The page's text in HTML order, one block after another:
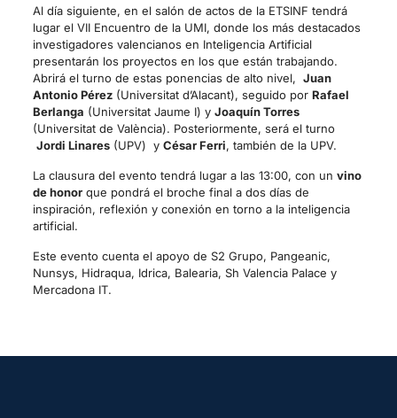
Al día siguiente, en el salón de actos de la ETSINF tendrá
lugar el VII Encuentro de la UMI, donde los más destacados
investigadores valencianos en Inteligencia Artificial
presentarán los proyectos en los que están trabajando.
Abrirá el turno de estas ponencias de alto nivel, Juan
Antonio Pérez(Universitat d’Alacant), seguido por Rafael
Berlanga (Universitat Jaume I) y Joaquín Torres
(Universitat de València). Posteriormente, será el turno
Jordi Linares(UPV) y César Ferri, también de la UPV.
La clausura del evento tendrá lugar a las 13:00, con un vino
de honorque pondrá el broche final a dos días de
inspiración, reflexión y conexión en torno a la inteligencia
artificial.
Este evento cuenta el apoyo de S2 Grupo, Pangeanic,
Nunsys, Hidraqua, Idrica, Balearia, Sh Valencia Palace y
Mercadona IT.